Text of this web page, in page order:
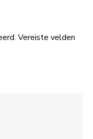
Vereiste velden